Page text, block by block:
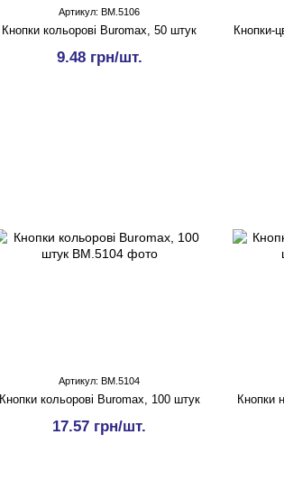
Артикул: BM.5106
Кнопки кольорові Buromax, 50 штук
9.48 грн/шт.
Кнопки-
Артикул: BM.5104
Кнопки кольорові Buromax, 100 штук
17.57 грн/шт.
Кнопки